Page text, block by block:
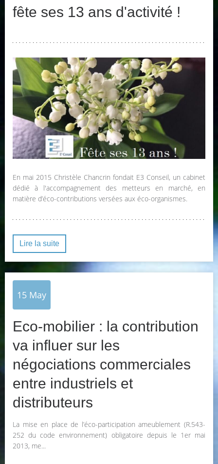
fête ses 13 ans d'activité !
En mai 2015 Christèle Chancrin fondait E3 Conseil, un cabinet
dédié à l'accompagnement des metteurs en marché, en
matière d’éco-contributions versées aux éco-organismes.
Lire la suite
15 May
Eco-mobilier : la contribution
va influer sur les
négociations commerciales
entre industriels et
distributeurs
La mise en place de l’éco-participation ameublement (R.543-
252 du code environnement) obligatoire depuis le 1er mai
2013, me...